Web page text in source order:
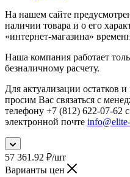
На нашем сайте
наличии товара и о его
«интернет-магазина»
Наша компания работает
безналичному расчету.
Для актуализации остатков
просим Вас связаться с
телефону +7 (812) 622-07-62
электронной почте
57 361.92 ₽/шт
Варианты цен